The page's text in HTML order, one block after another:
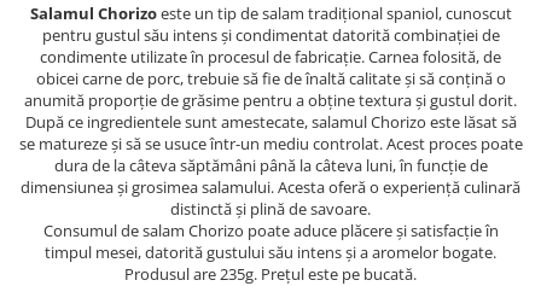
COSMETICE
REMEDII NATURISTE
TOATE PRODUSELE
Salamul Chorizoeste un tip de salam tradițional spaniol, cunoscut
pentru gustul său intens și condimentat datorită combinației de
condimente utilizate în procesul de fabricație. Carnea folosită, de
obicei carne de porc, trebuie să fie de înaltă calitate și să conțină o
anumită proporție de grăsime pentru a obține textura și gustul dorit.
După ce ingredientele sunt amestecate, salamul Chorizo este lăsat să
se matureze și să se usuce într-un mediu controlat. Acest proces poate
dura de la câteva săptămâni până la câteva luni, în funcție de
dimensiunea și grosimea salamului. Acesta oferă o experiență culinară
distinctă și plină de savoare.
Consumul de salam Chorizo poate aduce plăcere și satisfacție în
timpul mesei, datorită gustului său intens și a aromelor bogate.
Produsul are 235g. Prețul este pe bucată.